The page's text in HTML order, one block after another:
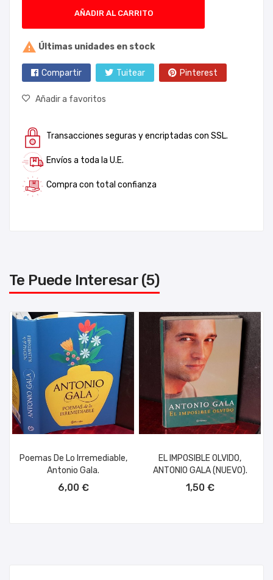
AÑADIR AL CARRITO
 Últimas unidades en stock
Compartir Tuitear Pinterest
Añadir a favoritos
Transacciones seguras y encriptadas con SSL.
Envíos a toda la U.E.
Compra con total confianza
Te Puede Interesar (5)
Poemas De Lo Irremediable,
Antonio Gala.
6,00 €
EL IMPOSIBLE OLVIDO,
ANTONIO GALA (NUEVO).
1,50 €